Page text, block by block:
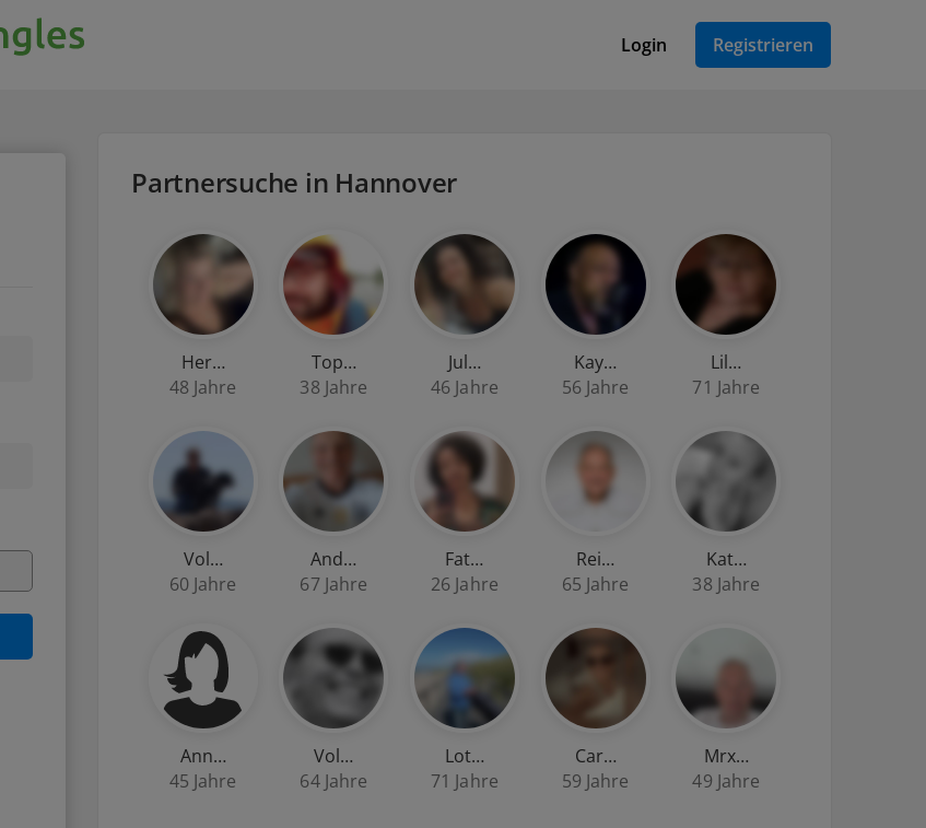
Login Registrieren
Partnersuche in Hannover
Her…
48 Jahre
Top…
38 Jahre
Jul…
46 Jahre
Kay…
56 Jahre
Lil…
71 Jahre
Vol…
60 Jahre
And…
67 Jahre
Fat…
26 Jahre
Rei…
65 Jahre
Kat…
38 Jahre
Ann…
45 Jahre
Vol…
64 Jahre
Lot…
71 Jahre
Car…
59 Jahre
Mrx…
49 Jahre